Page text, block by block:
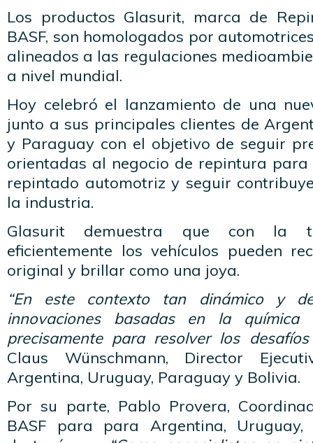
Los productos Glasurit, marca de
BASF, son homologados por
alineados a las regulaciones
a nivel mundial.
Hoy celebró el lanzamiento de una
junto a sus principales clientes de
y Paraguay con el objetivo de seguir
orientadas al negocio de repintura
repintado automotriz y seguir
la industria.
Glasurit demuestra que con la
eficientemente los vehículos pueden
original y brillar como una joya.
“En este contexto tan dinámico y
innovaciones basadas en la química
precisamente para resolver los
Claus Wünschmann, Director
Argentina, Uruguay, Paraguay y Bolivia.
Por su parte, Pablo Provera,
BASF para para Argentina,